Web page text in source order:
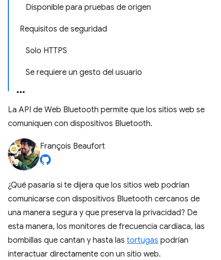
Disponible para pruebas de origen
Requisitos de seguridad
Solo HTTPS
Se requiere un gesto del usuario
La API de Web Bluetooth permite que los sitios web se
comuniquen con dispositivos Bluetooth.
François Beaufort
¿Qué pasaría si te dijera que los sitios web podrían
comunicarse con dispositivos Bluetooth cercanos de
una manera segura y que preserva la privacidad? De
esta manera, los monitores de frecuencia cardíaca, las
bombillas que cantan y hasta las tortugas podrían
interactuar directamente con un sitio web.